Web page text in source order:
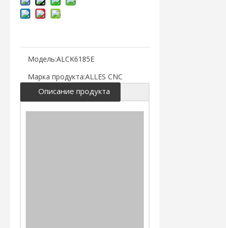
Модель:ALCK6185E
Марка продукта:ALLES CNC
Описание продукта